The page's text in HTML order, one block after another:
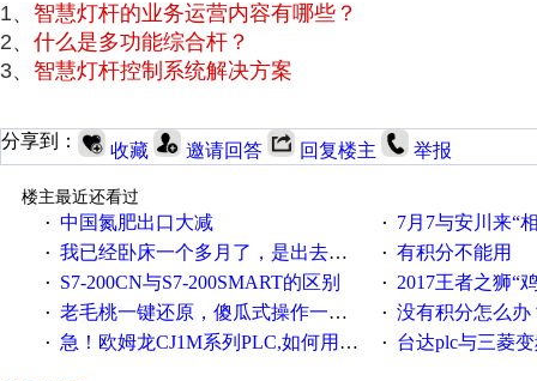
1、 智慧灯杆的业务运营内容有哪些？
2、 什么是多功能综合杆？
3、 智慧灯杆控制系统解决方案
分享到： 收藏 邀请回答 回复楼主 举报
楼主最近还看过
· 中国氮肥出口大减 · 7月7与安川来“
· 我已经卧床一个多月了，是出去安装机械手在高速遭遇车祸所致:大家工作都要特别注意啊 · 有积分不能用
· S7-200CN与S7-200SMART的区别 · 2017王者之狮“鸡”情签到
· 老毛桃一键还原，傻瓜式操作一键轻松备份还原；程序为向导式安装，一键即可实现自动备份或还原系统。 · 没有积分怎么办
· 急！欧姆龙CJ1M系列PLC,如何用时间控制变频器。要求时间在组态王中可以自由输入！拜托各位大神了！ · 台达plc与三菱